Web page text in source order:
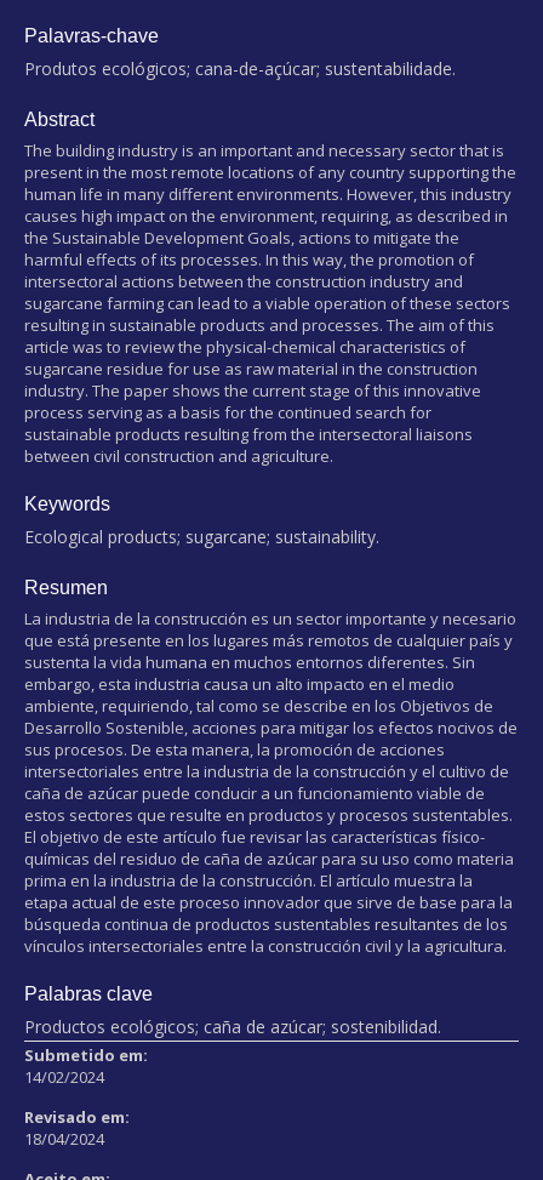
Palavras-chave
Produtos ecológicos; cana-de-açúcar; sustentabilidade.
Abstract
The building industry is an important and necessary sector that is
present in the most remote locations of any country supporting the
human life in many different environments. However, this industry
causes high impact on the environment, requiring, as described in
the Sustainable Development Goals, actions to mitigate the
harmful effects of its processes. In this way, the promotion of
intersectoral actions between the construction industry and
sugarcane farming can lead to a viable operation of these sectors
resulting in sustainable products and processes. The aim of this
article was to review the physical-chemical characteristics of
sugarcane residue for use as raw material in the construction
industry. The paper shows the current stage of this innovative
process serving as a basis for the continued search for
sustainable products resulting from the intersectoral liaisons
between civil construction and agriculture.
Keywords
Ecological products; sugarcane; sustainability.
Resumen
La industria de la construcción es un sector importante y necesario
que está presente en los lugares más remotos de cualquier país y
sustenta la vida humana en muchos entornos diferentes. Sin
embargo, esta industria causa un alto impacto en el medio
ambiente, requiriendo, tal como se describe en los Objetivos de
Desarrollo Sostenible, acciones para mitigar los efectos nocivos de
sus procesos. De esta manera, la promoción de acciones
intersectoriales entre la industria de la construcción y el cultivo de
caña de azúcar puede conducir a un funcionamiento viable de
estos sectores que resulte en productos y procesos sustentables.
El objetivo de este artículo fue revisar las características físico-
químicas del residuo de caña de azúcar para su uso como materia
prima en la industria de la construcción. El artículo muestra la
etapa actual de este proceso innovador que sirve de base para la
búsqueda continua de productos sustentables resultantes de los
vínculos intersectoriales entre la construcción civil y la agricultura.
Palabras clave
Productos ecológicos; caña de azúcar; sostenibilidad.
Submetido em:
14/02/2024
Revisado em:
18/04/2024